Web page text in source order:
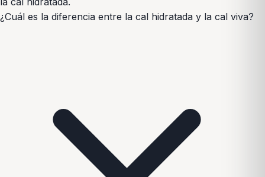
¿Cuál es la diferencia entre la cal hidratada y la cal viva?